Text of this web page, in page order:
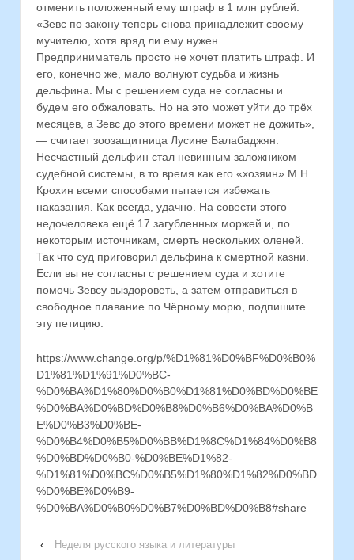
отменить положенный ему штраф в 1 млн рублей.
«Зевс по закону теперь снова принадлежит своему
мучителю, хотя вряд ли ему нужен.
Предприниматель просто не хочет платить штраф. И
его, конечно же, мало волнуют судьба и жизнь
дельфина. Мы с решением суда не согласны и
будем его обжаловать. Но на это может уйти до трёх
месяцев, а Зевс до этого времени может не дожить»,
— считает зоозащитница Лусине Балабаджян.
Несчастный дельфин стал невинным заложником
судебной системы, в то время как его «хозяин» М.Н.
Крохин всеми способами пытается избежать
наказания. Как всегда, удачно. На совести этого
недочеловека ещё 17 загубленных моржей и, по
некоторым источникам, смерть нескольких оленей.
Так что суд приговорил дельфина к смертной казни.
Если вы не согласны с решением суда и хотите
помочь Зевсу выздороветь, а затем отправиться в
свободное плавание по Чёрному морю, подпишите
эту петицию.
https://www.change.org/p/%D1%81%D0%BF%D0%B0%
D1%81%D1%91%D0%BC-
%D0%BA%D1%80%D0%B0%D1%81%D0%BD%D0%BE
%D0%BA%D0%BD%D0%B8%D0%B6%D0%BA%D0%B
E%D0%B3%D0%BE-
%D0%B4%D0%B5%D0%BB%D1%8C%D1%84%D0%B8
%D0%BD%D0%B0-%D0%BE%D1%82-
%D1%81%D0%BC%D0%B5%D1%80%D1%82%D0%BD
%D0%BE%D0%B9-
%D0%BA%D0%B0%D0%B7%D0%BD%D0%B8#share
‹
Неделя русского языка и литературы